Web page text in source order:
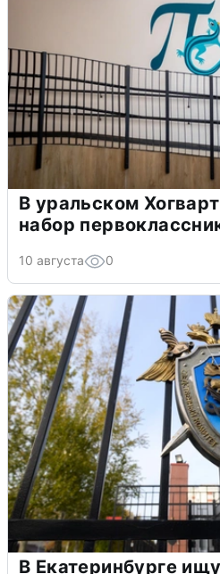
В уральском
набор
10 августа 0
В Екатеринбурге